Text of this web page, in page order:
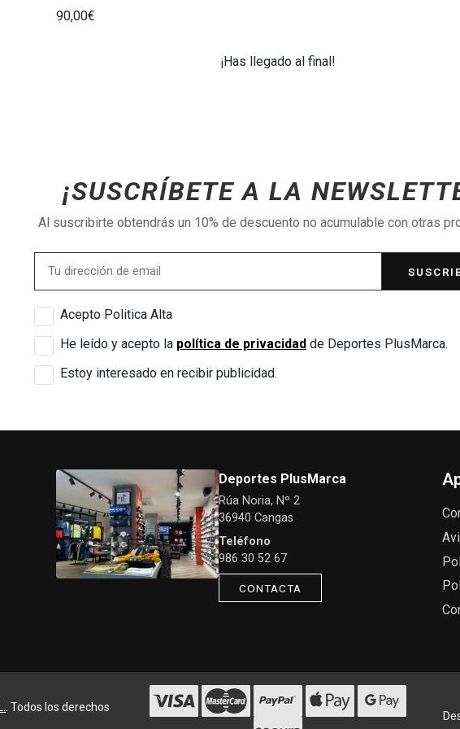
90,00€
¡Has llegado al final!
¡SUSCRÍBETE A LA
Al suscribirte obtendrás un 10% de descuento no acumulable con otras
Acepto Politica Alta
He leído y acepto la política de privacidad de Deportes PlusMarca.
Estoy interesado en recibir publicidad.
Deportes PlusMarca
Rúa Noria, Nº 2
36940 Cangas
Teléfono
986 30 52 67
CONTACTA
. Todos los derechos